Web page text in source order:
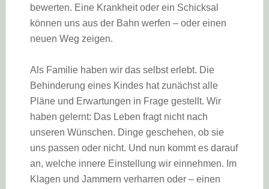
bewerten. Eine Krankheit oder ein Schicksal
können uns aus der Bahn werfen – oder einen
neuen Weg zeigen.
Als Familie haben wir das selbst erlebt. Die
Behinderung eines Kindes hat zunächst alle
Pläne und Erwartungen in Frage gestellt. Wir
haben gelernt: Das Leben fragt nicht nach
unseren Wünschen. Dinge geschehen, ob sie
uns passen oder nicht. Und nun kommt es darauf
an, welche innere Einstellung wir einnehmen. Im
Klagen und Jammern verharren oder – einen